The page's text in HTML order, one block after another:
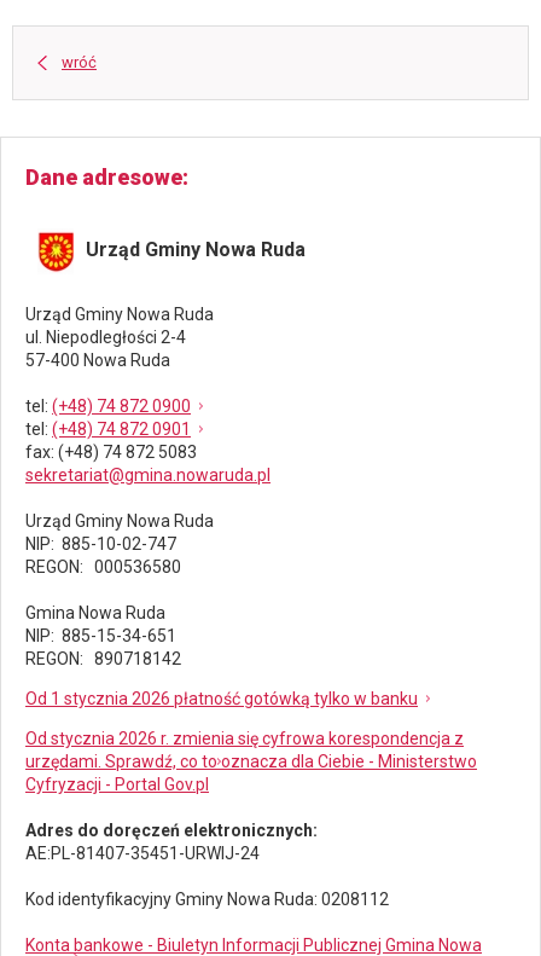
w
sporządzenia
zagospodarowania
dla
ludwikowice
wróć
Dane adresowe
Urząd Gminy Nowa Ruda
Urząd Gminy Nowa Ruda
ul. Niepodległości 2-4
57-400 Nowa Ruda
tel : (+48) 74 872 0900
tel : (+48) 74 872 0901
fax: (+48) 74 872 5083
sekretariat@gmina.nowaruda.pl
Urząd Gminy Nowa Ruda
NIP: 885-10-02-747
REGON: 000536580
Gmina Nowa Ruda
NIP: 885-15-34-651
REGON: 890718142
Od 1 stycznia 2026 płatność gotówką tylko w banku
Od stycznia 2026 r. zmienia się cyfrowa korespondencja z
urzędami. Sprawdź, co to oznacza dla Ciebie - Ministerstwo
Cyfryzacji - Portal Gov.pl
Adres do doręczeń elektronicznych:
AE:PL-81407-35451-URWIJ-24
Kod identyfikacyjny Gminy Nowa Ruda: 0208112
Konta bankowe - Biuletyn Informacji Publicznej Gmina Nowa